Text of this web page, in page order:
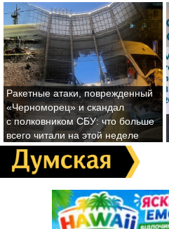
Ракетные атаки, поврежденный
«Черноморец» и скандал
с полковником СБУ: что больше
всего читали на этой неделе